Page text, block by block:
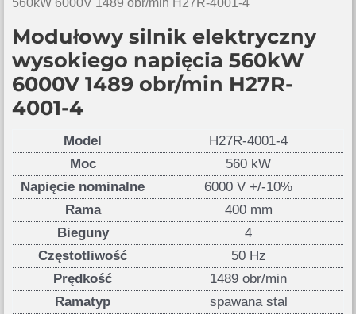
560kW 6000V 1489 obr/min H27R-4001-4
Modułowy silnik elektryczny
wysokiego napięcia 560kW
6000V 1489 obr/min H27R-
4001-4
Model
H27R-4001-4
Moc
560 kW
Napięcie nominalne
6000 V +/-10%
Rama
400 mm
Bieguny
4
Częstotliwość
50 Hz
Prędkość
1489 obr/min
Ramatyp
spawana stal